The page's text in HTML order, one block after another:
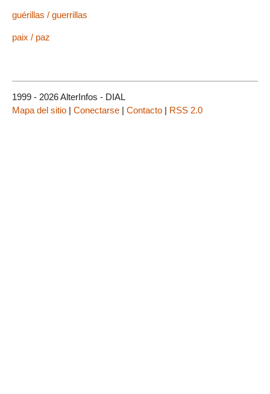
guérillas / guerrillas
paix / paz
1999 - 2026 AlterInfos - DIAL
Mapa del sitio | Conectarse | Contacto | RSS 2.0